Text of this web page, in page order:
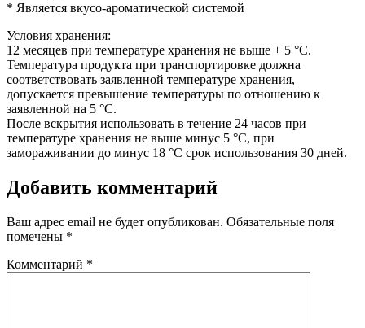
* Является вкусо-ароматической системой
Условия хранения:
12 месяцев при температуре хранения не выше + 5 °C.
Температура продукта при транспортировке должна
соответствовать заявленной температуре хранения,
допускается превышение температуры по отношению к
заявленной на 5 °C.
После вскрытия использовать в течение 24 часов при
температуре хранения не выше минус 5 °C, при
замораживании до минус 18 °C срок использования 30 дней.
Добавить комментарий
Ваш адрес email не будет опубликован. Обязательные поля
помечены *
Комментарий *